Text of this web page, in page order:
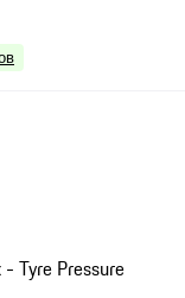
Tyre Pressure